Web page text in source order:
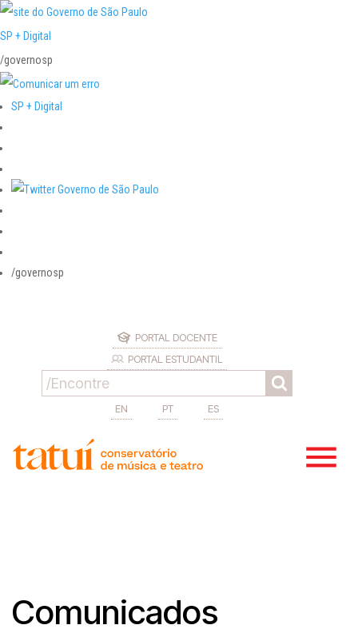
SP + Digital
/governosp
SP + Digital
/governosp
PORTAL DOCENTE
PORTAL ESTUDANTIL
EN PT ES
Comunicados